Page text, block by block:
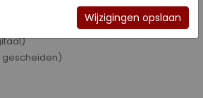
gescheiden)
Wijzigingen opslaan